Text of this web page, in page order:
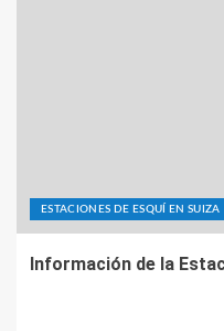
ESTACIONES DE ESQUÍ EN SUIZA
Información de la